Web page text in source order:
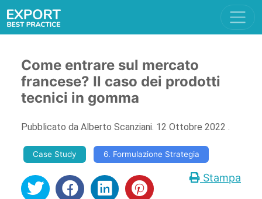
Come entrare sul mercato
francese? Il caso dei prodotti
tecnici in gomma
Pubblicato da Alberto Scanziani. 12 Ottobre 2022 .
Case Study 6. Formulazione Strategia
Stampa